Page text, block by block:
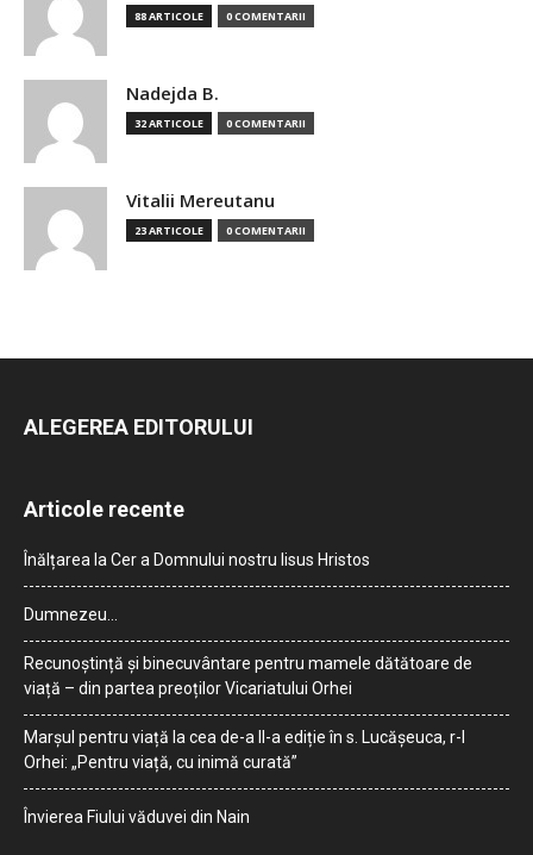
88 ARTICOLE 0 COMENTARII
Nadejda B.
32 ARTICOLE 0 COMENTARII
Vitalii Mereutanu
23 ARTICOLE 0 COMENTARII
ALEGEREA EDITORULUI
Articole recente
Înălțarea la Cer a Domnului nostru Iisus Hristos
Dumnezeu…
Recunoștință și binecuvântare pentru mamele dătătoare de
viață – din partea preoților Vicariatului Orhei
Marșul pentru viață la cea de-a II-a ediție în s. Lucășeuca, r-l
Orhei: „Pentru viață, cu inimă curată”
Învierea Fiului văduvei din Nain